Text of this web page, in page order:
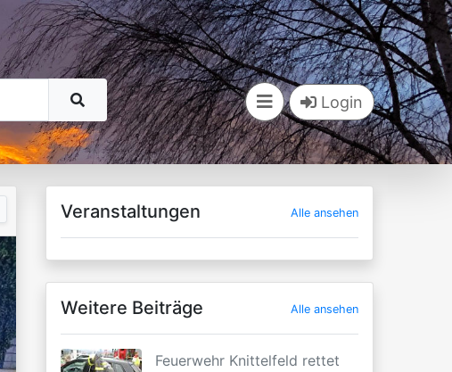
Login
Veranstaltungen Alle ansehen
Weitere Beiträge Alle ansehen
Feuerwehr Knittelfeld rettet